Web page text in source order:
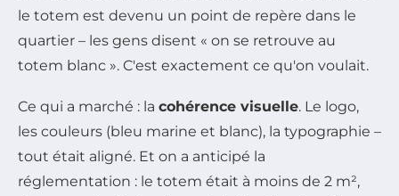
le totem est devenu un point de repère dans le
quartier – les gens disent « on se retrouve au
totem blanc ». C'est exactement ce qu'on voulait.
Ce qui a marché : la cohérence visuelle. Le logo,
les couleurs (bleu marine et blanc), la typographie –
tout était aligné. Et on a anticipé la
réglementation : le totem était à moins de 2 m²,